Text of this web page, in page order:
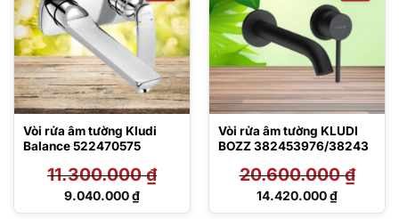
Vòi rửa âm tường Kludi
Balance 522470575
11.300.000₫
Giá
9.040.000₫
Giá
Vòi rửa âm tường KLUDI
BOZZ 382453976/38243
20.600.000₫
Giá
14.420.000₫
Giá